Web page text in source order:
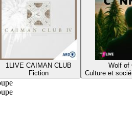
1LIVE CAIMAN CLUB
Fiction
Wolf of
Culture et